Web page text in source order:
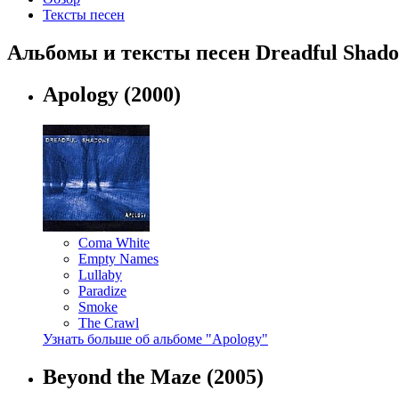
Тексты песен
Альбомы и тексты песен Dreadful
Apology (2000)
Coma White
Empty Names
Lullaby
Paradize
Smoke
The Crawl
Узнать больше об альбоме "Apology"
Beyond the Maze (2005)